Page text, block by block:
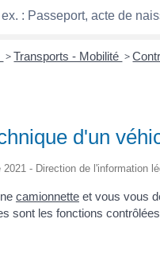
> Transports - Mobilité >
d'un
- Direction de l'information
camionnetteet vous vous
sont les fonctions